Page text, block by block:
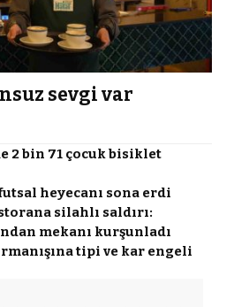
sevgi var
2 bin 71 çocuk bisiklet
heyecanı sona erdi
silahlı saldırı:
mekanı kurşunladı
tipi ve kar engeli